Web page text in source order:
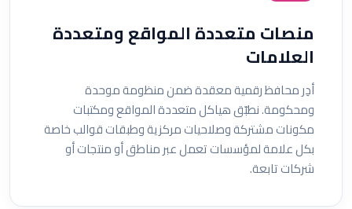
منصات متعددة المواقع ومتعددة
العلامات
أدِر محافظ رقمية معقدة ضمن منظومة موحدة
ومحكومة. نطبّق هياكل متعددة المواقع ومكتبات
مكونات مشتركة وصلاحيات مركزية وطبقات قوالب خاصة
بكل علامة لمؤسسات تعمل عبر مناطق أو منتجات أو
شركات تابعة.